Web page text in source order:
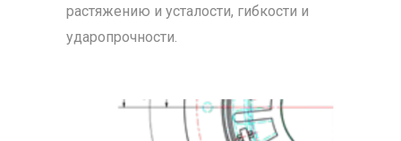
растяжению и усталости, гибкости и
ударопрочности.